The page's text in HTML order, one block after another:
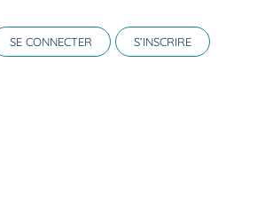
SE CONNECTER S’INSCRIRE